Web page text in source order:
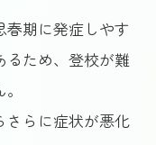
期に発症しやす
るため、登校が難
さらに症状が悪化